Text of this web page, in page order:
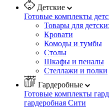
Детские
Готовые комплекты
Товары для
Кровати
Комоды и тумбы
Столы
Шкафы и пеналы
Стеллажи и полки
Гардеробные
Готовые комплекты
гардеробная Сити